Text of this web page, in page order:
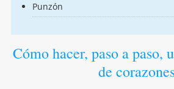
Punzón
Cómo hacer, paso a paso,
de